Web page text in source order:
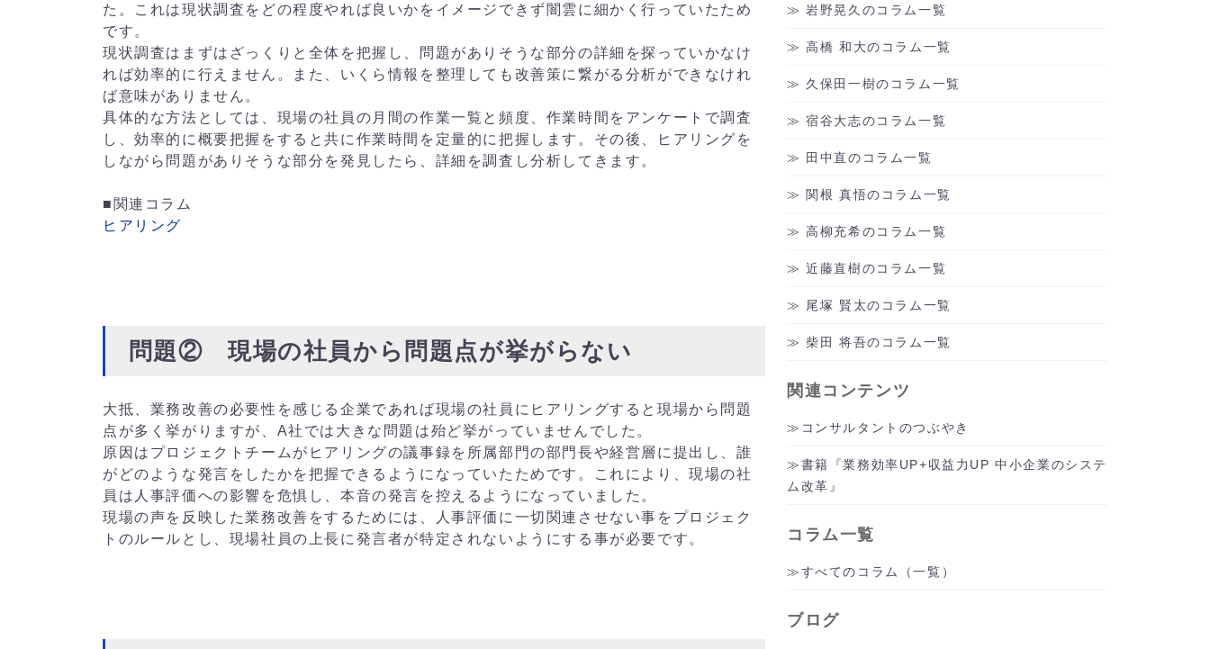
た。これは現状調査をどの程度やれば良いかをイメージできず闇雲に細かく行っていたため
です。
現状調査はまずはざっくりと全体を把握し、問題がありそうな部分の詳細を探っていかなけ
れば効率的に行えません。また、いくら情報を整理しても改善策に繋がる分析ができなけれ
ば意味がありません。
具体的な方法としては、現場の社員の月間の作業一覧と頻度、作業時間をアンケートで調査
し、効率的に概要把握をすると共に作業時間を定量的に把握します。その後、ヒアリングを
しながら問題がありそうな部分を発見したら、詳細を調査し分析してきます。
■関連コラム
ヒアリング
問題② 現場の社員から問題点が挙がらない
大抵、業務改善の必要性を感じる企業であれば現場の社員にヒアリングすると現場から問題
点が多く挙がりますが、A社では大きな問題は殆ど挙がっていませんでした。
原因はプロジェクトチームがヒアリングの議事録を所属部門の部門長や経営層に提出し、誰
がどのような発言をしたかを把握できるようになっていたためです。これにより、現場の社
員は人事評価への影響を危惧し、本音の発言を控えるようになっていました。
現場の声を反映した業務改善をするためには、人事評価に一切関連させない事をプロジェク
トのルールとし、現場社員の上長に発言者が特定されないようにする事が必要です。
岩野晃久のコラム一覧
高橋 和大のコラム一覧
久保田一樹のコラム一覧
宿谷大志のコラム一覧
田中直のコラム一覧
関根 真悟のコラム一覧
高柳充希のコラム一覧
近藤直樹のコラム一覧
尾塚 賢太のコラム一覧
柴田 将吾のコラム一覧
関連コンテンツ
コンサルタントのつぶやき
書籍『業務効率UP+収益力UP 中小企業のシステ
ム改革』
コラム一覧
すべてのコラム（一覧）
ブログ